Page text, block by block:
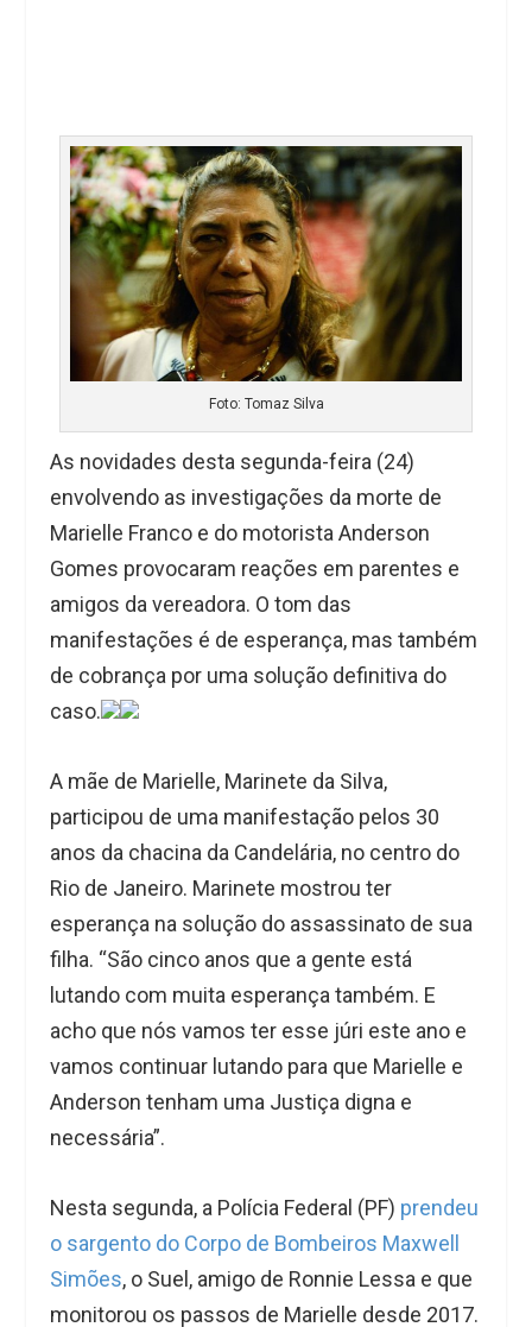
Foto: Tomaz Silva
As novidades desta segunda-feira (24)
envolvendo as investigações da morte de
Marielle Franco e do motorista Anderson
Gomes provocaram reações em parentes e
amigos da vereadora. O tom das
manifestações é de esperança, mas também
de cobrança por uma solução definitiva do
caso.
A mãe de Marielle, Marinete da Silva,
participou de uma manifestação pelos 30
anos da chacina da Candelária, no centro do
Rio de Janeiro. Marinete mostrou ter
esperança na solução do assassinato de sua
filha. “São cinco anos que a gente está
lutando com muita esperança também. E
acho que nós vamos ter esse júri este ano e
vamos continuar lutando para que Marielle e
Anderson tenham uma Justiça digna e
necessária”.
Nesta segunda, a Polícia Federal (PF) prendeu
o sargento do Corpo de Bombeiros Maxwell
Simões, o Suel, amigo de Ronnie Lessa e que
monitorou os passos de Marielle desde 2017.